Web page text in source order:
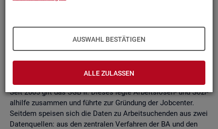
AUSWAHL BESTÄTIGEN
ALLE ZULASSEN
Grund­la­ge kön­nen Be­stän­de, Zu- und Ab­gän­ge,Dau­ern, Leis­
tungs­hö­hen und viele an­de­re sta­tis­ti­sche Mess­grö­ßen er­mit­
telt wer­den. Die Werte lie­gen re­gio­nal tief ge­glie­dert und
nach viel­fäl­ti­gen so­zio­de­mo­gra­fi­schen und er­werbs­bio­gra­fi­
Seit 2005 gilt das SGB II. Die­ses legte Ar­beits­lo­sen- und So­zi­
al­hil­fe zu­sam­men und führ­te zur Grün­dung der Job­cen­ter.
Seit­dem spei­sen sich die Daten zu Ar­beit­su­chen­den aus zwei
Da­ten­quel­len: aus den zen­tra­len Ver­fah­ren der BA und den